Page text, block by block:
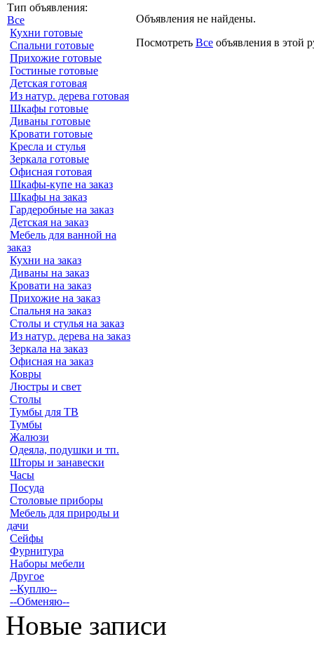
Тип объявления:
Все
Кухни готовые
Спальни готовые
Прихожие готовые
Гостиные готовые
Детская готовая
Из натур. дерева готовая
Шкафы готовые
Диваны готовые
Кровати готовые
Кресла и стулья
Зеркала готовые
Офисная готовая
Шкафы-купе на заказ
Шкафы на заказ
Гардеробные на заказ
Детская на заказ
Мебель для ванной на
заказ
Кухни на заказ
Диваны на заказ
Кровати на заказ
Прихожие на заказ
Спальня на заказ
Столы и стулья на заказ
Из натур. дерева на заказ
Зеркала на заказ
Офисная на заказ
Ковры
Люстры и свет
Столы
Тумбы для ТВ
Тумбы
Жалюзи
Одеяла, подушки и тп.
Шторы и занавески
Часы
Посуда
Столовые приборы
Мебель для природы и
дачи
Сейфы
Фурнитура
Наборы мебели
Другое
--Куплю--
--Обменяю--
Объявления не найдены.
Посмотреть Все объявления в этой
Новые записи